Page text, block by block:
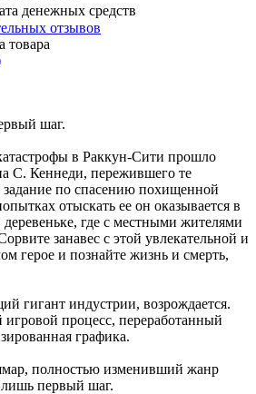
денежных средств
отзывов
товара
шаг.
в Раккун-Сити прошло
С. Кеннеди, пережившего те
по спасению похищенной
отыскать ее он оказывается в
где с местными жителями
занавес с этой увлекательной и
герое и познайте жизнь и смерть,
гигант индустрии, возрождается.
процесс, переработанный
графика.
полностью изменивший жанр
первый шаг.